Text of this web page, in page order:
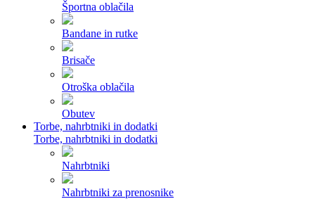
Športna oblačila
Bandane in rutke
Brisače
Otroška oblačila
Obutev
Torbe, nahrbtniki in dodatki
Torbe, nahrbtniki in dodatki
Nahrbtniki
Nahrbtniki za prenosnike